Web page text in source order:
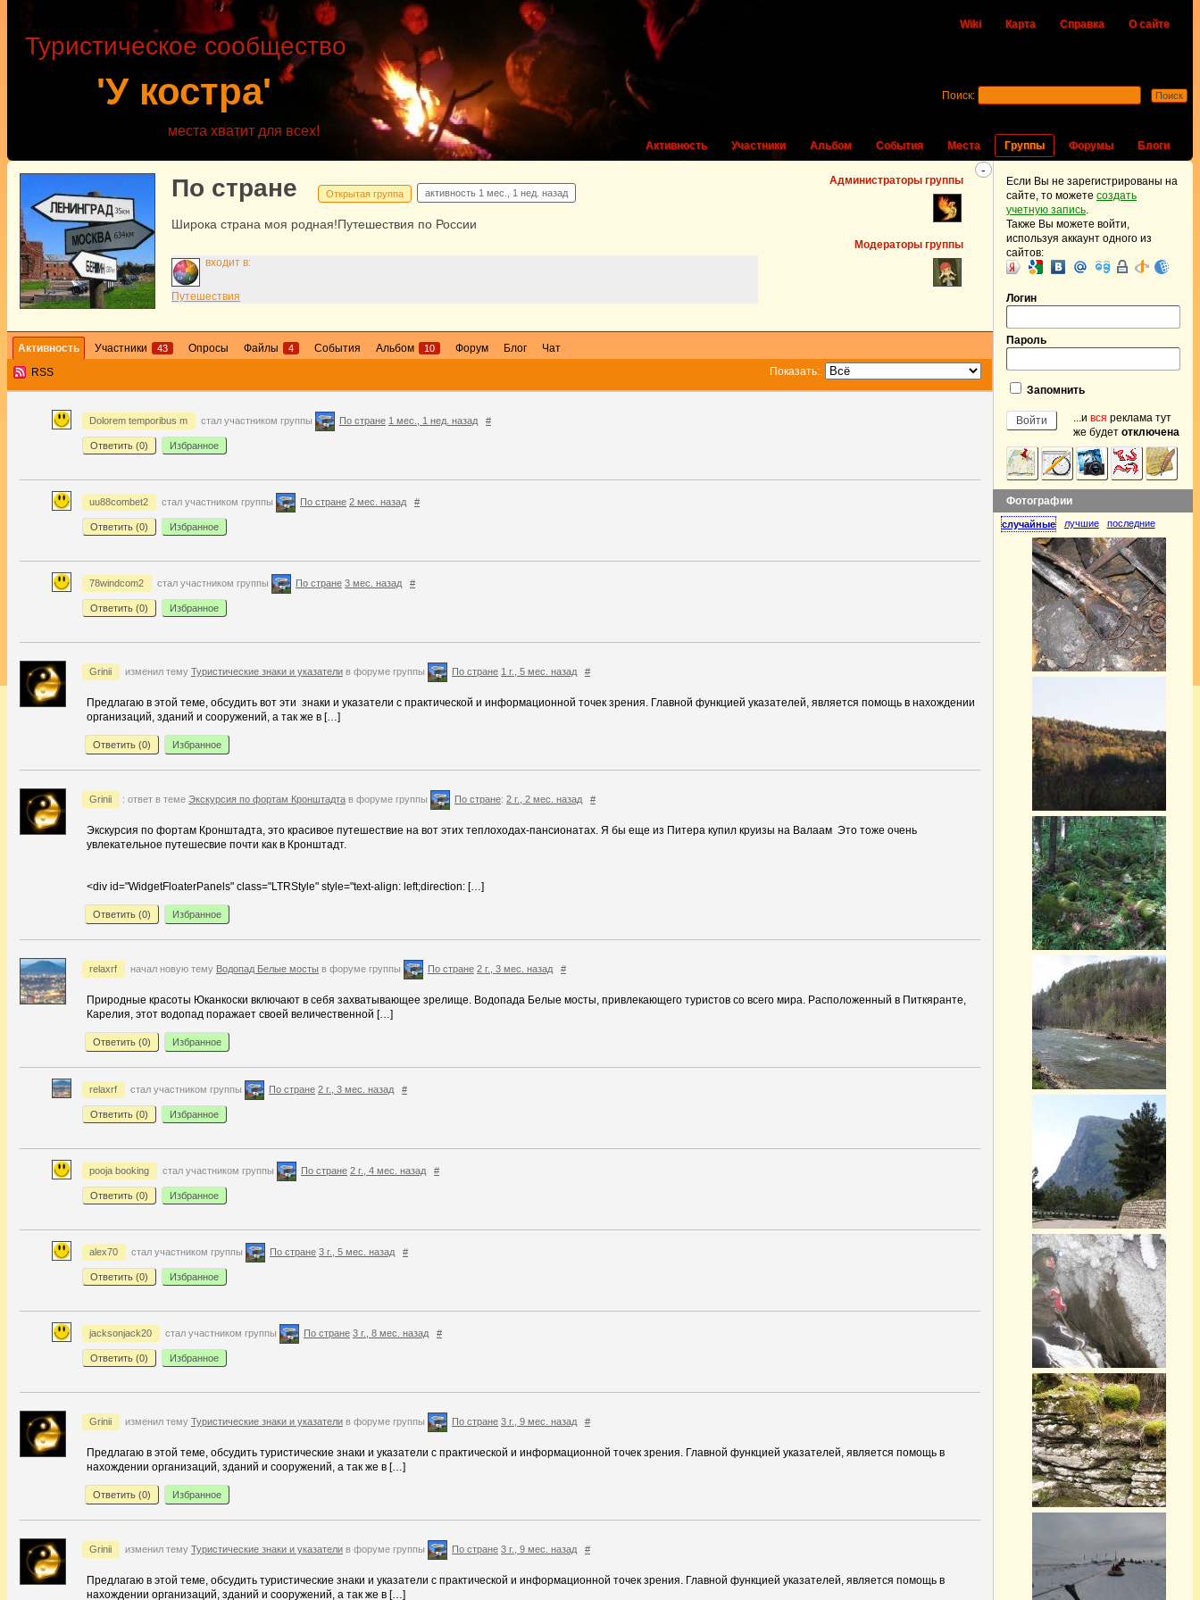
Wiki Карта Справка О сайте
'У костра'
Туристическое сообщество
места хватит для всех!
Активность Участники Альбом События Места Группы Форумы Блоги
Поиск:
-
Администраторы группы
Модераторы группы
По стране Открытая группа активность 1 мес., 1 нед. назад
Широка страна моя родная!Путешествия по России
входит в:
Путешествия
Активность Участники 43 Опросы Файлы 4 События Альбом 10 Форум Блог
Чат
RSS
Показать:.
Dolorem temporibus m стал участником группы По стране 1 мес., 1 нед. назад #
Ответить (0) Избранное
uu88combet2 стал участником группы По стране 2 мес. назад #
Ответить (0) Избранное
78windcom2 стал участником группы По стране 3 мес. назад #
Ответить (0) Избранное
Grinii изменил тему Туристические знаки и указатели в форуме группы По стране 1 г., 5 мес. назад #
Предлагаю в этой теме, обсудить вот эти знаки и указатели с практической и информационной точек зрения. Главной функцией указателей, является помощь в нахождении
организаций, зданий и сооружений, а так же в […]
Ответить (0) Избранное
Grinii : ответ в теме Экскурсия по фортам Кронштадта в форуме группы По стране: 2 г., 2 мес. назад #
Экскурсия по фортам Кронштадта, это красивое путешествие на вот этих теплоходах-пансионатах. Я бы еще из Питера купил круизы на Валаам Это тоже очень
увлекательное путешесвие почти как в Кронштадт.
<div id="WidgetFloaterPanels" class="LTRStyle" style="text-align: left;direction: […]
Ответить (0) Избранное
relaxrf начал новую тему Водопад Белые мосты в форуме группы По стране 2 г., 3 мес. назад #
Природные красоты Юканкоски включают в себя захватывающее зрелище. Водопада Белые мосты, привлекающего туристов со всего мира. Расположенный в Питкяранте,
Карелия, этот водопад поражает своей величественной […]
Ответить (0) Избранное
relaxrf стал участником группы По стране 2 г., 3 мес. назад #
Ответить (0) Избранное
pooja booking стал участником группы По стране 2 г., 4 мес. назад #
Ответить (0) Избранное
alex70 стал участником группы По стране 3 г., 5 мес. назад #
Ответить (0) Избранное
jacksonjack20 стал участником группы По стране 3 г., 8 мес. назад #
Ответить (0) Избранное
Grinii изменил тему Туристические знаки и указатели в форуме группы По стране 3 г., 9 мес. назад #
Предлагаю в этой теме, обсудить туристические знаки и указатели с практической и информационной точек зрения. Главной функцией указателей, является помощь в
нахождении организаций, зданий и сооружений, а так же в […]
Ответить (0) Избранное
Grinii изменил тему Туристические знаки и указатели в форуме группы По стране 3 г., 9 мес. назад #
Предлагаю в этой теме, обсудить туристические знаки и указатели с практической и информационной точек зрения. Главной функцией указателей, является помощь в
нахождении организаций, зданий и сооружений, а так же в […]
Если Вы не зарегистрированы на
сайте, то можете создать
учетную запись.
Также Вы можете войти,
используя аккаунт одного из
сайтов:
Логин
Пароль
Запомнить
...и вся реклама тут
же будет отключена
Фотографии
случайные лучшие последние